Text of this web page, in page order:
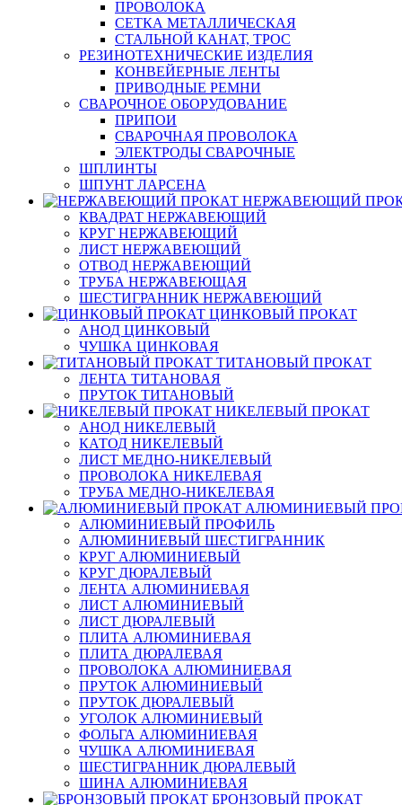
ПРОВОЛОКА
СЕТКА МЕТАЛЛИЧЕСКАЯ
СТАЛЬНОЙ КАНАТ, ТРОС
РЕЗИНОТЕХНИЧЕСКИЕ ИЗДЕЛИЯ
КОНВЕЙЕРНЫЕ ЛЕНТЫ
ПРИВОДНЫЕ РЕМНИ
СВАРОЧНОЕ ОБОРУДОВАНИЕ
ПРИПОИ
СВАРОЧНАЯ ПРОВОЛОКА
ЭЛЕКТРОДЫ СВАРОЧНЫЕ
ШПЛИНТЫ
ШПУНТ ЛАРСЕНА
НЕРЖАВЕЮЩИЙ
КВАДРАТ НЕРЖАВЕЮЩИЙ
КРУГ НЕРЖАВЕЮЩИЙ
ЛИСТ НЕРЖАВЕЮЩИЙ
ОТВОД НЕРЖАВЕЮЩИЙ
ТРУБА НЕРЖАВЕЮЩАЯ
ШЕСТИГРАННИК НЕРЖАВЕЮЩИЙ
ЦИНКОВЫЙ ПРОКАТ
АНОД ЦИНКОВЫЙ
ЧУШКА ЦИНКОВАЯ
ТИТАНОВЫЙ ПРОКАТ
ЛЕНТА ТИТАНОВАЯ
ПРУТОК ТИТАНОВЫЙ
НИКЕЛЕВЫЙ ПРОКАТ
АНОД НИКЕЛЕВЫЙ
КАТОД НИКЕЛЕВЫЙ
ЛИСТ МЕДНО-НИКЕЛЕВЫЙ
ПРОВОЛОКА НИКЕЛЕВАЯ
ТРУБА МЕДНО-НИКЕЛЕВАЯ
АЛЮМИНИЕВЫЙ
АЛЮМИНИЕВЫЙ ПРОФИЛЬ
АЛЮМИНИЕВЫЙ ШЕСТИГРАННИК
КРУГ АЛЮМИНИЕВЫЙ
КРУГ ДЮРАЛЕВЫЙ
ЛЕНТА АЛЮМИНИЕВАЯ
ЛИСТ АЛЮМИНИЕВЫЙ
ЛИСТ ДЮРАЛЕВЫЙ
ПЛИТА АЛЮМИНИЕВАЯ
ПЛИТА ДЮРАЛЕВАЯ
ПРОВОЛОКА АЛЮМИНИЕВАЯ
ПРУТОК АЛЮМИНИЕВЫЙ
ПРУТОК ДЮРАЛЕВЫЙ
УГОЛОК АЛЮМИНИЕВЫЙ
ФОЛЬГА АЛЮМИНИЕВАЯ
ЧУШКА АЛЮМИНИЕВАЯ
ШЕСТИГРАННИК ДЮРАЛЕВЫЙ
ШИНА АЛЮМИНИЕВАЯ
БРОНЗОВЫЙ ПРОКАТ